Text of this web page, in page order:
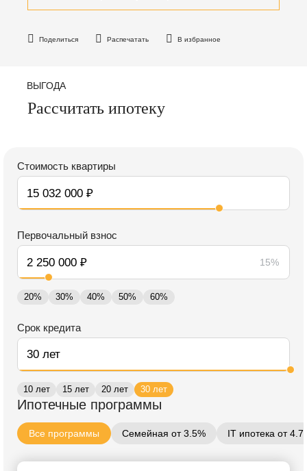
Поделиться Распечатать В избранное
ВЫГОДА
Рассчитать ипотеку
Стоимость квартиры
Первочальный взнос
15%
20% 30% 40% 50% 60%
Срок кредита
10 лет 15 лет 20 лет 30 лет
Ипотечные программы
Все программы Семейная от 3.5% IT ипотека от